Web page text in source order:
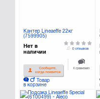
Кантер Lineaeffe 22кг
(7599905)
Нет в
наличии
Сообщите,
когда появится
Товар
в корзине
0 отзывов
К сравнению